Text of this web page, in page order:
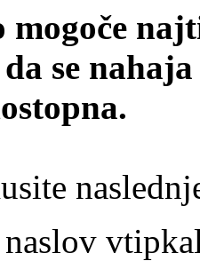
se
naslov